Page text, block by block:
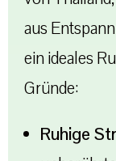
aus
ein ideales
Gründe:
Ruhige